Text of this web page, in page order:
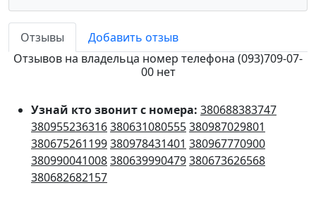
Отзывы
Добавить отзыв
Отзывов на владельца номер телефона (093)709-07-
00 нет
Узнай кто звонит с номера: 380688383747
380955236316380631080555380987029801
380675261199380978431401 380967770900
380990041008380639990479380673626568
380682682157